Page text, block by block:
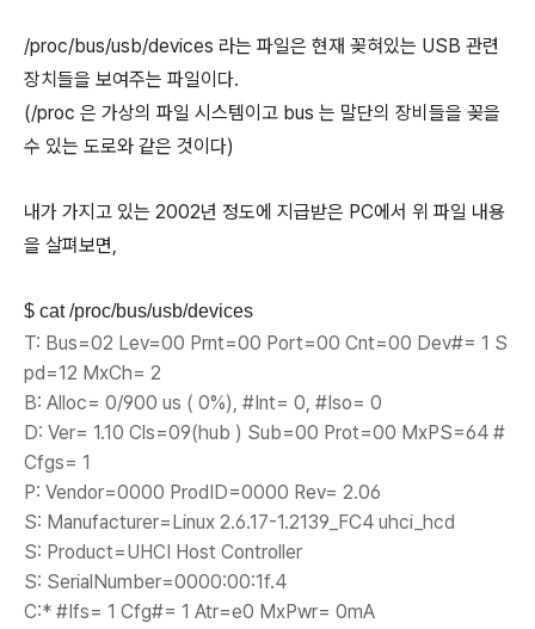
/proc/bus/usb/devices 라는 파일은 현재 꽂혀있는 USB 관련
장치들을 보여주는 파일이다.
(/proc 은 가상의 파일 시스템이고 bus 는 말단의 장비들을 꽂을
수 있는 도로와 같은 것이다)
내가 가지고 있는 2002년 정도에 지급받은 PC에서 위 파일 내용
을 살펴보면,
$ cat /proc/bus/usb/devices
T: Bus=02 Lev=00 Prnt=00 Port=00 Cnt=00 Dev#= 1 S
pd=12 MxCh= 2
B: Alloc= 0/900 us ( 0%), #Int= 0, #Iso= 0
D: Ver= 1.10 Cls=09(hub ) Sub=00 Prot=00 MxPS=64 #
Cfgs= 1
P: Vendor=0000 ProdID=0000 Rev= 2.06
S: Manufacturer=Linux 2.6.17-1.2139_FC4 uhci_hcd
S: Product=UHCI Host Controller
S: SerialNumber=0000:00:1f.4
C:* #Ifs= 1 Cfg#= 1 Atr=e0 MxPwr= 0mA